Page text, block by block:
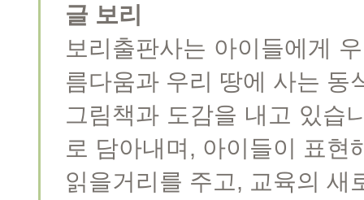
글 보리
보리출판사는 아이들에게
름다움과 우리 땅에 사는 동
그림책과 도감을 내고 있습
로 담아내며, 아이들이 표
읽을거리를 주고, 교육의 새